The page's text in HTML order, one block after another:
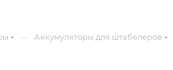
— Аккумуляторы для штабелеров